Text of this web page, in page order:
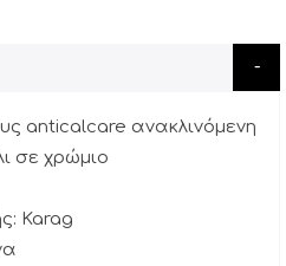
anticalcare ανακλινόμενη
σε χρώμιο
Karag